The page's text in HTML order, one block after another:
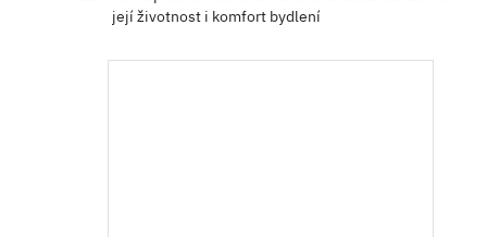
její životnost i komfort bydlení